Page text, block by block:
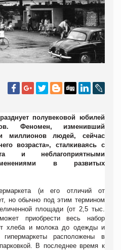
полувековой юбилей
Феномен, изменивший
миллионов людей, сейчас
возраста», сталкиваясь с
и неблагоприятными
в развитых
(и его отличий от
но обычно под этим термином
площади (от 2,5 тыс.
приобрести весь набор
хлеба и молока до одежды и
расположены в
В последнее время к